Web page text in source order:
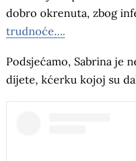
dobro okrenuta, zbog
trudnoće….
Podsjećamo, Sabrina je
dijete, kćerku kojoj su